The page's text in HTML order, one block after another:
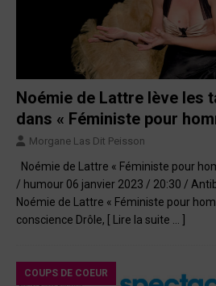
Noémie de Lattre lève les
dans « Féministe pour
Morgane Las Dit Peisson
Noémie de Lattre « Féministe pour
/ humour 06 janvier 2023 / 20:30 /
Noémie de Lattre « Féministe pour
conscience Drôle,
[ Lire la suite … ]
COUPS DE COEUR